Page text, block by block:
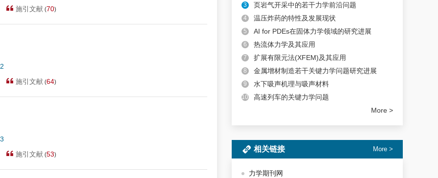
施引文献 (70)
施引文献 (64)
施引文献 (53)
3 页岩气开采中的若干力学前沿问题
4 温压炸药的特性及发展现状
5 AI for PDEs在固体力学领域的研究进展
6 热流体力学及其应用
7 扩展有限元法(XFEM)及其应用
8 金属增材制造若干关键力学问题研究进展
9 水下吸声机理与吸声材料
10
高速列车的关键力学问题
More >
相关链接 More >
力学期刊网